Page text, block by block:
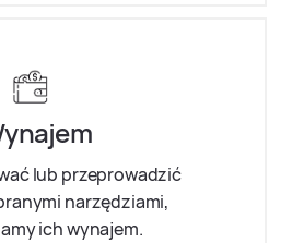
lub przeprowadzić
narzędziami,
ich wynajem.